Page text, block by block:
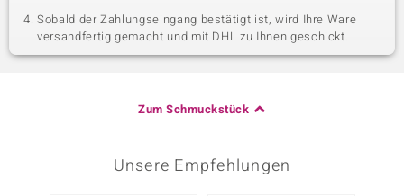
Sobald der Zahlungseingang bestätigt ist, wird Ihre Ware
versandfertig gemacht und mit DHL zu Ihnen geschickt.
Zum Schmuckstück
Unsere Empfehlungen